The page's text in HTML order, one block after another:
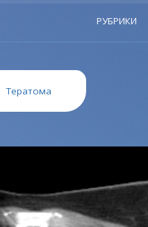
РУБРИКИ
Тератома